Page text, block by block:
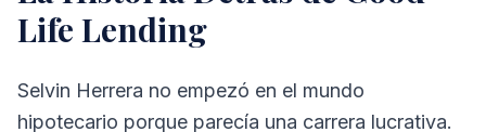
Life Lending
Selvin Herrera no empezó en el mundo
hipotecario porque parecía una carrera lucrativa.